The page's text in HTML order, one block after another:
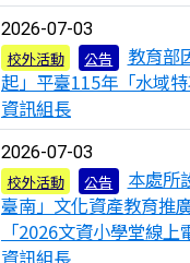
2026-07-03
校外活動 公告
教育部
起」平臺115年「水域
資訊組長
2026-07-03
校外活動 公告
本處所
臺南」文化資產教育推
「2026文資小學堂線上